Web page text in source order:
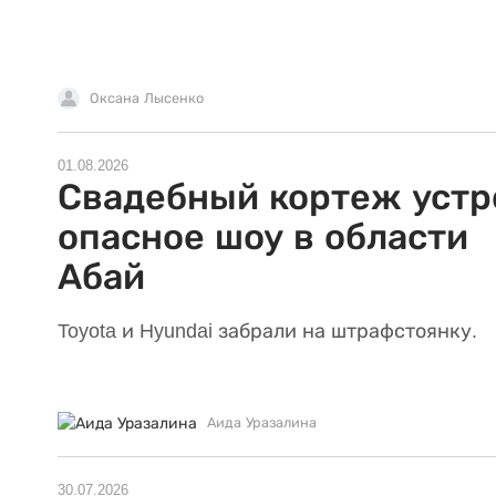
Оксана Лысенко
01.08.2026
Свадебный кортеж
опасное шоу в области
Абай
Toyota и Hyundai забрали на штрафстоянку.
Аида Уразалина
30.07.2026